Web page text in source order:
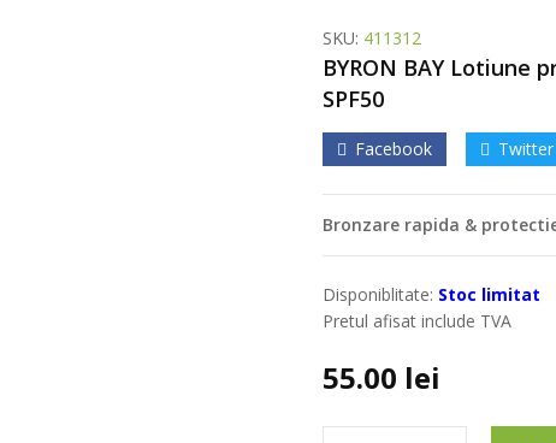
SKU: 411312
BYRON BAY Lotiune
SPF50
Facebook Twitter
Bronzare rapida & protectie
Disponiblitate: Stoc limitat
Pretul afisat include TVA
55.00 lei